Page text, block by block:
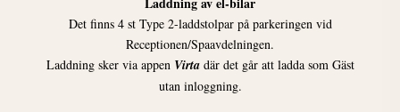
Det finns 4 st Type 2-laddstolpar på parkeringen vid
Receptionen/Spaavdelningen.
Laddning sker via appen Virtadär det går att ladda som Gäst
utan inloggning.